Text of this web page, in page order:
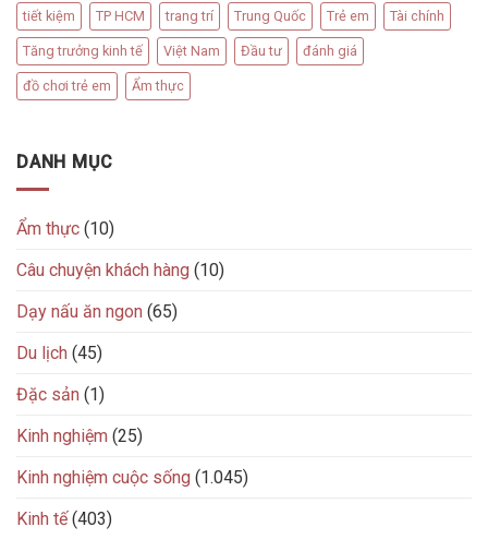
tiết kiệm TP HCM trang trí Trung Quốc Trẻ em Tài chính
Tăng trưởng kinh tế Việt Nam Đầu tư đánh giá
đồ chơi trẻ em Ẩm thực
DANH MỤC
Ẩm thực (10)
Câu chuyện khách hàng (10)
Dạy nấu ăn ngon (65)
Du lịch (45)
Đặc sản (1)
Kinh nghiệm (25)
Kinh nghiệm cuộc sống (1.045)
Kinh tế(403)